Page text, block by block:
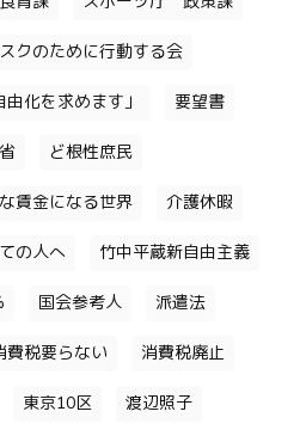
クのために行動する会
化を求めます」 要望書
ど根性庶民
賃金になる世界 介護休暇
の人へ 竹中平蔵新自由主義
国会参考人 派遣法
費税要らない 消費税廃止
東京10区 渡辺照子